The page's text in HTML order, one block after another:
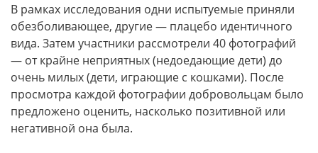
В рамках исследования одни испытуемые приняли
обезболивающее, другие — плацебо идентичного
вида. Затем участники рассмотрели 40 фотографий
— от крайне неприятных (недоедающие дети) до
очень милых (дети, играющие с кошками). После
просмотра каждой фотографии добровольцам было
предложено оценить, насколько позитивной или
негативной она была.